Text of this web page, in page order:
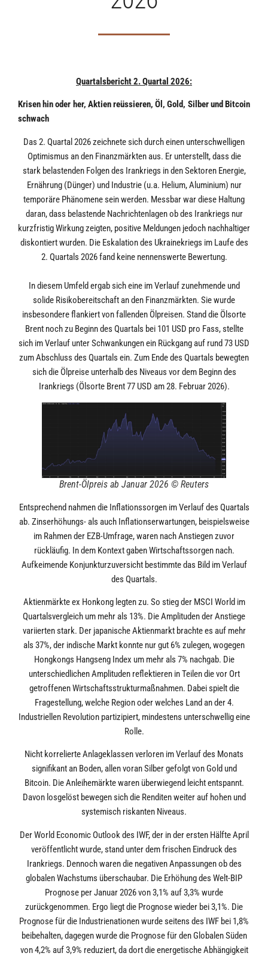
Quartalsbericht 2. Quartal 2026:
Krisen hin oder her, Aktien reüssieren, Öl, Gold, Silber und Bitcoin
schwach
Das 2. Quartal 2026 zeichnete sich durch einen unterschwelligen
Optimismus an den Finanzmärkten aus. Er unterstellt, dass die
stark belastenden Folgen des Irankriegs in den Sektoren Energie,
Ernährung (Dünger) und Industrie (u.a. Helium, Aluminium) nur
temporäre Phänomene sein werden. Messbar war diese Haltung
daran, dass belastende Nachrichtenlagen ob des Irankriegs nur
kurzfristig Wirkung zeigten, positive Meldungen jedoch nachhaltiger
diskontiert wurden. Die Eskalation des Ukrainekriegs im Laufe des
2. Quartals 2026 fand keine nennenswerte Bewertung.
In diesem Umfeld ergab sich eine im Verlauf zunehmende und
solide Risikobereitschaft an den Finanzmärkten. Sie wurde
insbesondere flankiert von fallenden Ölpreisen. Stand die Ölsorte
Brent noch zu Beginn des Quartals bei 101 USD pro Fass, stellte
sich im Verlauf unter Schwankungen ein Rückgang auf rund 73 USD
zum Abschluss des Quartals ein. Zum Ende des Quartals bewegten
sich die Ölpreise unterhalb des Niveaus vor dem Beginn des
Irankriegs (Ölsorte Brent 77 USD am 28. Februar 2026).
Brent-Ölpreis ab Januar 2026 © Reuters
Entsprechend nahmen die Inflationssorgen im Verlauf des Quartals
ab. Zinserhöhungs- als auch Inflationserwartungen, beispielsweise
im Rahmen der EZB-Umfrage, waren nach Anstiegen zuvor
rückläufig. In dem Kontext gaben Wirtschaftssorgen nach.
Aufkeimende Konjunkturzuversicht bestimmte das Bild im Verlauf
des Quartals.
Aktienmärkte ex Honkong legten zu. So stieg der MSCI World im
Quartalsvergleich um mehr als 13%. Die Amplituden der Anstiege
variierten stark. Der japanische Aktienmarkt brachte es auf mehr
als 37%, der indische Markt konnte nur gut 6% zulegen, wogegen
Hongkongs Hangseng Index um mehr als 7% nachgab. Die
unterschiedlichen Amplituden reflektieren in Teilen die vor Ort
getroffenen Wirtschaftsstrukturmaßnahmen. Dabei spielt die
Fragestellung, welche Region oder welches Land an der 4.
Industriellen Revolution partizipiert, mindestens unterschwellig eine
Rolle.
Nicht korrelierte Anlageklassen verloren im Verlauf des Monats
signifikant an Boden, allen voran Silber gefolgt von Gold und
Bitcoin. Die Anleihemärkte waren überwiegend leicht entspannt.
Davon losgelöst bewegen sich die Renditen weiter auf hohen und
systemisch riskanten Niveaus.
Der World Economic Outlook des IWF, der in der ersten Hälfte April
veröffentlicht wurde, stand unter dem frischen Eindruck des
Irankriegs. Dennoch waren die negativen Anpassungen ob des
globalen Wachstums überschaubar. Die Erhöhung des Welt-BIP
Prognose per Januar 2026 von 3,1% auf 3,3% wurde
zurückgenommen. Ergo liegt die Prognose wieder bei 3,1%. Die
Prognose für die Industrienationen wurde seitens des IWF bei 1,8%
beibehalten, dagegen wurde die Prognose für den Globalen Süden
von 4,2% auf 3,9% reduziert, da dort die energetische Abhängigkeit